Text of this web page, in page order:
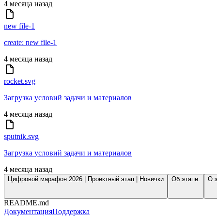
4 месяца назад
new file-1
create: new file-1
4 месяца назад
rocket.svg
Загрузка условий задачи и материалов
4 месяца назад
sputnik.svg
Загрузка условий задачи и материалов
4 месяца назад
Цифровой марафон 2026 | Проектный этап | Новички Об этапе: О
README.md
ДокументацияПоддержка